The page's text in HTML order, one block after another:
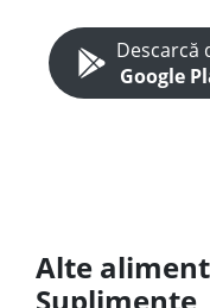
Descarcă
Google
Alte